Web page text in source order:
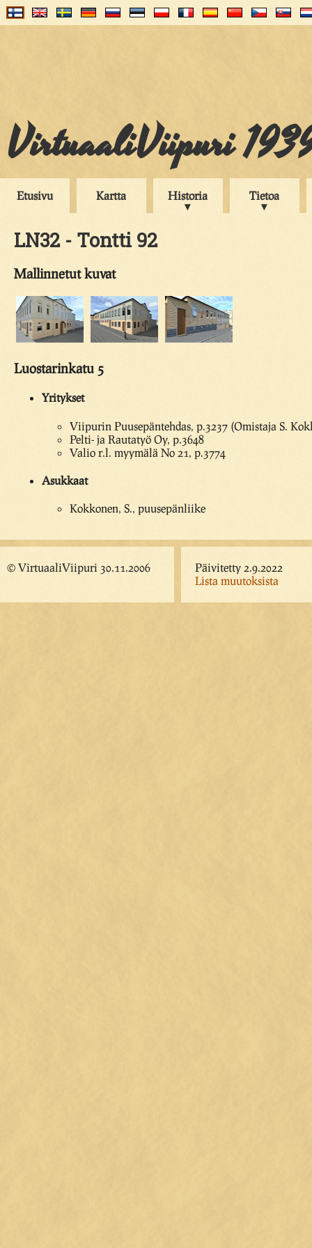
VirtuaaliViipuri
Etusivu Kartta Historia Tietoa
LN32 - Tontti 92
Mallinnetut kuvat
Luostarinkatu 5
Yritykset
Viipurin Puusepäntehdas, p.3237 (Omistaja S.
Pelti- ja Rautatyö Oy, p.3648
Valio r.l. myymälä No 21, p.3774
Asukkaat
Kokkonen, S., puusepänliike
© VirtuaaliViipuri 30.11.2006
Päivitetty 2.9.2022
Lista muutoksista